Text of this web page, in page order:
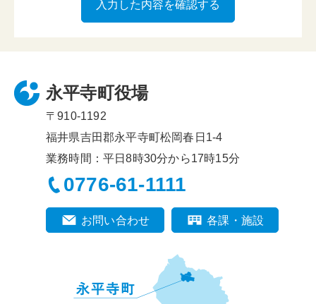
永平寺町役場
〒910-1192
福井県吉田郡永平寺町松岡春日1-4
業務時間：平日8時30分から17時15分
0776-61-1111
お問い合わせ 各課・施設